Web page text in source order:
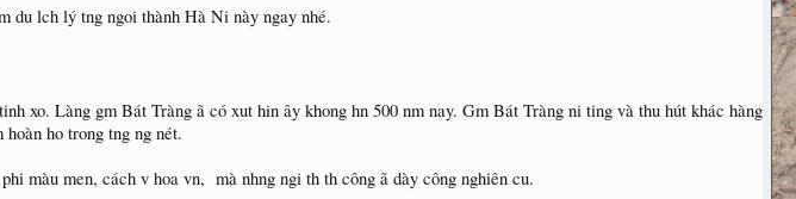
du lch lý tng ngoi thành Hà Ni này ngay nhé.
xo. Làng gm Bát Tràng ã có xut hin ây khong hn 500 nm nay. Gm Bát Tràng ni ting và thu hút khác hàng
ho trong tng ng nét.
màu men, cách v hoa vn, mà nhng ngi th th công ã dày công nghiên cu.